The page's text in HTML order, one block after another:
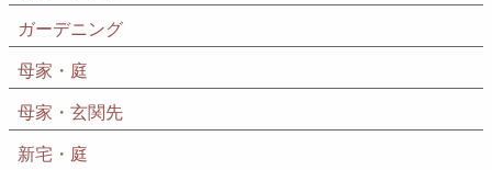
ガーデニング
母家・庭
母家・玄関先
新宅・庭